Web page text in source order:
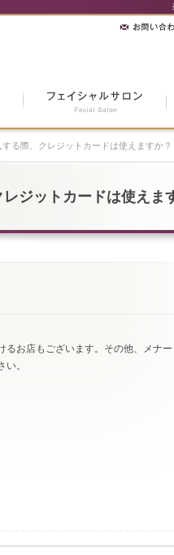
る際、クレジットカードは使えますか？
ジットカードは使えま
るお店もございます。その他、メナ
。